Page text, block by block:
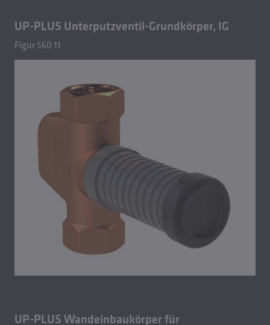
UP-PLUS Unterputzventil-Grundkörper, IG
Figur 560 11
UP-PLUS Wandeinbaukörper für